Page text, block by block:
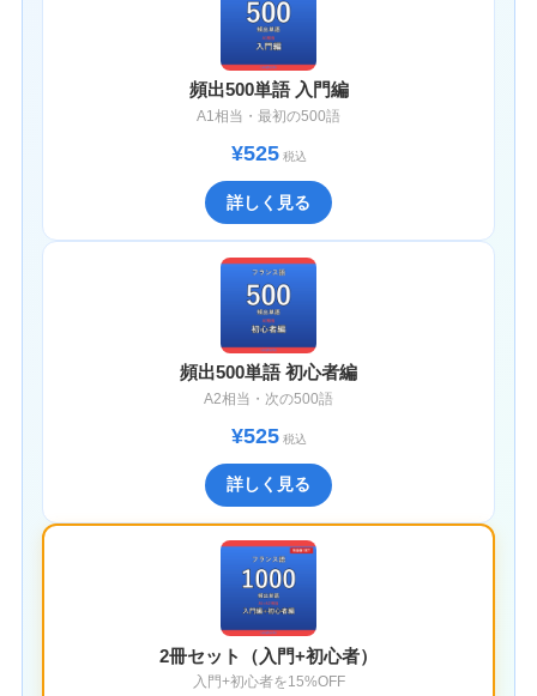
頻出500単語 入門編
A1相当・最初の500語
¥525税込
詳しく見る
頻出500単語 初心者編
A2相当・次の500語
¥525税込
詳しく見る
2冊セット（入門+初心者）
入門+初心者を15%OFF